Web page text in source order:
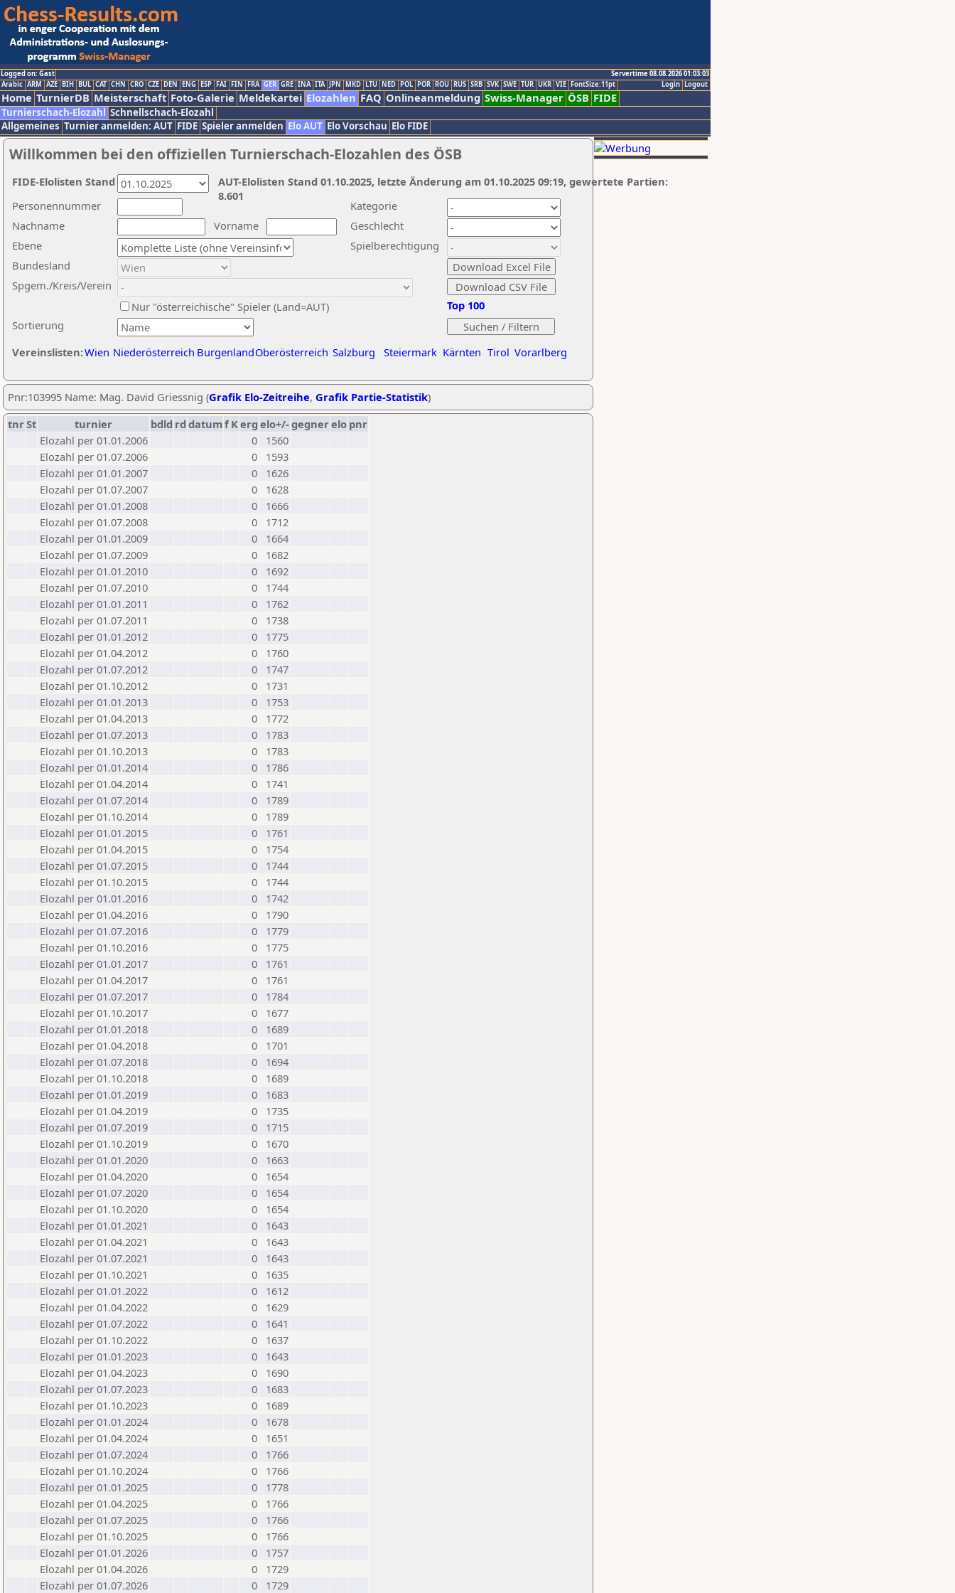
Logged on: Gast
Servertime 08.08.2026 01:03:03
Logout
Login
Arabic ARM AZE BIH BUL CAT CHN CRO CZE DEN ENG ESP FAI FIN FRA GER GRE INA ITA JPN MKD LTU NED POL POR ROU RUS SRB SVK SWE TUR UKR VIE FontSize:11pt
Home TurnierDB Meisterschaft Foto-Galerie Meldekartei Elozahlen FAQ Onlineanmeldung Swiss-Manager ÖSB FIDE
Turnierschach-Elozahl Schnellschach-Elozahl
Allgemeines Turnier anmelden: AUT FIDE Spieler anmelden Elo AUT Elo Vorschau Elo FIDE
Willkommen bei den offiziellen Turnierschach-Elozahlen des ÖSB
Nachname
Vorname
Ebene
Kategorie
Sortierung
Personennummer
Bundesland
Spgem./Kreis/Verein
Geschlecht
Nur "österreichische" Spieler (Land=AUT)
Spielberechtigung
Vereinslisten:Wien Niederösterreich BurgenlandOberösterreich Salzburg Steiermark Kärnten Tirol Vorarlberg
Top 100
AUT-Elolisten Stand 01.10.2025, letzte Änderung am 01.10.2025 09:19, gewertete Partien:
8.601
FIDE-Elolisten Stand
Pnr:103995 Name: Mag. David Griessnig (Grafik Elo-Zeitreihe, Grafik Partie-Statistik)
tnrSt turnier bdld rd datumf Kerg elo+/-gegnerelo pnr
Elozahl per 01.01.2006
0
1560
Elozahl per 01.07.2006
0
1593
Elozahl per 01.01.2007
0
1626
Elozahl per 01.07.2007
0
1628
Elozahl per 01.01.2008
0
1666
Elozahl per 01.07.2008
0
1712
Elozahl per 01.01.2009
0
1664
Elozahl per 01.07.2009
0
1682
Elozahl per 01.01.2010
0
1692
Elozahl per 01.07.2010
0
1744
Elozahl per 01.01.2011
0
1762
Elozahl per 01.07.2011
0
1738
Elozahl per 01.01.2012
0
1775
Elozahl per 01.04.2012
0
1760
Elozahl per 01.07.2012
0
1747
Elozahl per 01.10.2012
0
1731
Elozahl per 01.01.2013
0
1753
Elozahl per 01.04.2013
0
1772
Elozahl per 01.07.2013
0
1783
Elozahl per 01.10.2013
0
1783
Elozahl per 01.01.2014
0
1786
Elozahl per 01.04.2014
0
1741
Elozahl per 01.07.2014
0
1789
Elozahl per 01.10.2014
0
1789
Elozahl per 01.01.2015
0
1761
Elozahl per 01.04.2015
0
1754
Elozahl per 01.07.2015
0
1744
Elozahl per 01.10.2015
0
1744
Elozahl per 01.01.2016
0
1742
Elozahl per 01.04.2016
0
1790
Elozahl per 01.07.2016
0
1779
Elozahl per 01.10.2016
0
1775
Elozahl per 01.01.2017
0
1761
Elozahl per 01.04.2017
0
1761
Elozahl per 01.07.2017
0
1784
Elozahl per 01.10.2017
0
1677
Elozahl per 01.01.2018
0
1689
Elozahl per 01.04.2018
0
1701
Elozahl per 01.07.2018
0
1694
Elozahl per 01.10.2018
0
1689
Elozahl per 01.01.2019
0
1683
Elozahl per 01.04.2019
0
1735
Elozahl per 01.07.2019
0
1715
Elozahl per 01.10.2019
0
1670
Elozahl per 01.01.2020
0
1663
Elozahl per 01.04.2020
0
1654
Elozahl per 01.07.2020
0
1654
Elozahl per 01.10.2020
0
1654
Elozahl per 01.01.2021
0
1643
Elozahl per 01.04.2021
0
1643
Elozahl per 01.07.2021
0
1643
Elozahl per 01.10.2021
0
1635
Elozahl per 01.01.2022
0
1612
Elozahl per 01.04.2022
0
1629
Elozahl per 01.07.2022
0
1641
Elozahl per 01.10.2022
0
1637
Elozahl per 01.01.2023
0
1643
Elozahl per 01.04.2023
0
1690
Elozahl per 01.07.2023
0
1683
Elozahl per 01.10.2023
0
1689
Elozahl per 01.01.2024
0
1678
Elozahl per 01.04.2024
0
1651
Elozahl per 01.07.2024
0
1766
Elozahl per 01.10.2024
0
1766
Elozahl per 01.01.2025
0
1778
Elozahl per 01.04.2025
0
1766
Elozahl per 01.07.2025
0
1766
Elozahl per 01.10.2025
0
1766
Elozahl per 01.01.2026
0
1757
Elozahl per 01.04.2026
0
1729
Elozahl per 01.07.2026
0 1729